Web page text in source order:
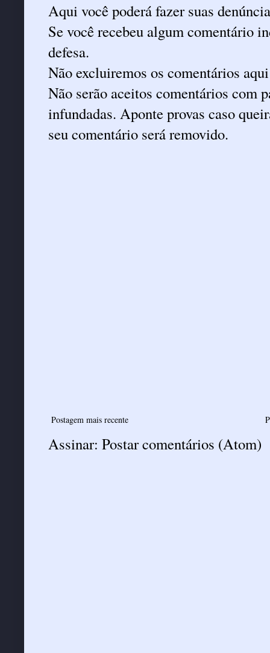
Aqui você poderá fazer suas
Se você recebeu algum comentário
defesa.
Não excluiremos os comentários
Não serão aceitos comentários com
infundadas. Aponte provas caso
seu comentário será removido.
Postagem mais recente
Assinar: Postar comentários (Atom)